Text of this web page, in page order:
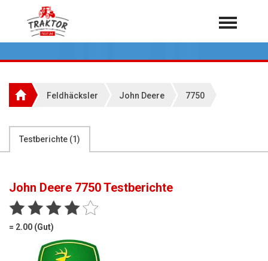
Home
Rundballenpressen
Teleskoplader
Rasentraktoren
Über 7.000 Testberichte
Feldhäcksler John Deere 7750
Testberichte (1)
John Deere 7750Testberichte
= 2.00 (Gut)